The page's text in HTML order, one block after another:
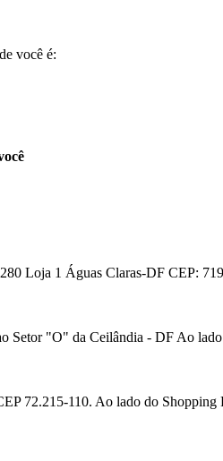
você é:
Loja 1 Águas Claras-DF CEP:
Setor "O" da Ceilândia - DF Ao
72.215-110. Ao lado do Shopping